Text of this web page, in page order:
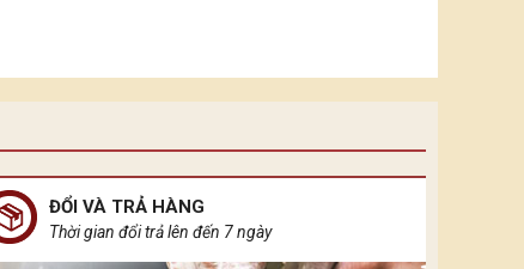
ĐỔI VÀ TRẢ HÀNG
Thời gian đổi trả lên đến 7 ngày